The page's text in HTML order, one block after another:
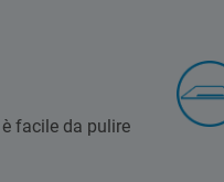
facile da pulire